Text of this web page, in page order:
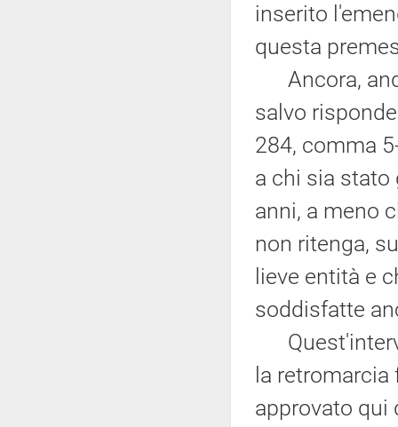
inserito
questa
Ancora,
salvo
284, comma
a chi sia stato
anni, a meno
non ritenga,
lieve entità e
soddisfatte
la
approvato qui